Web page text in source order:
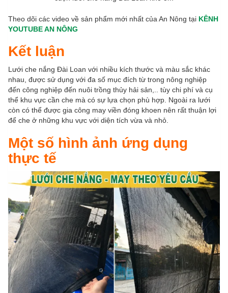
Theo dõi các video về sản phẩm mới nhất của An Nông tại KÊNH
YOUTUBE AN NÔNG
Kết luận
Lưới che nắng Đài Loan với nhiều kích thước và màu sắc khác
nhau, được sử dụng với đa số mục đích từ trong nông nghiệp
đến công nghiệp đến nuôi trồng thủy hải sản,.. tùy chi phí và cụ
thể khu vực cần che mà có sự lựa chọn phù hợp. Ngoài ra lưới
còn có thể được gia công may viền đóng khoen nên rất thuận lợi
để che ở những khu vực với diện tích vừa và nhỏ.
Một số hình ảnh ứng dụng
thực tế